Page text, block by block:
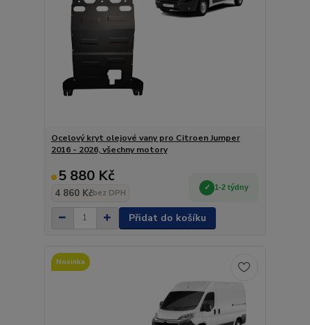
Ocelový kryt olejové vany pro Citroen Jumper
2016 - 2026, všechny motory
5 880 Kč
4 860 Kčbez DPH
1-2 týdny
Přidat do košíku
Novinka